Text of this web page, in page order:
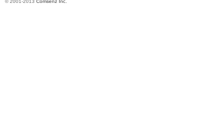
© 2001-2013 Comsenz Inc.